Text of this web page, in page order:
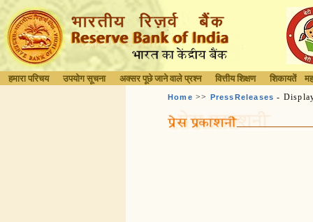
हमारा परिचय उपयोग सूचना अक्सर पूछे जाने वाले प्रश्न वित्तीय शिक्षण शिकायतें
Home >> PressReleases -